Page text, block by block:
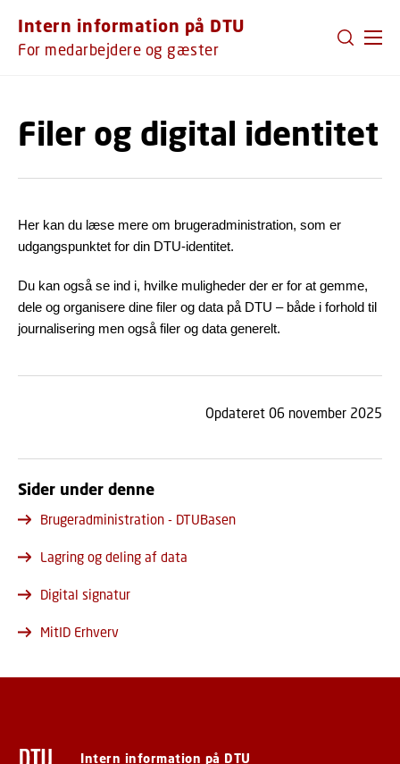
Intern information på DTU
For medarbejdere og gæster
Filer og digital identitet
Her kan du læse mere om brugeradministration, som er
udgangspunktet for din DTU-identitet.
Du kan også se ind i, hvilke muligheder der er for at gemme,
dele og organisere dine filer og data på DTU – både i forhold til
journalisering men også filer og data generelt.
Opdateret 06 november 2025
Sider under denne
Brugeradministration - DTUBasen
Lagring og deling af data
Digital signatur
MitID Erhverv
Intern information på DTU